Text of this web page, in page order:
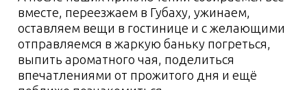
Информация по
билетам